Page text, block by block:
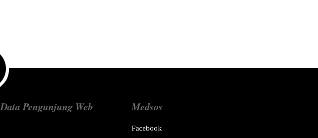
Data Pengunjung Web Medsos
Facebook